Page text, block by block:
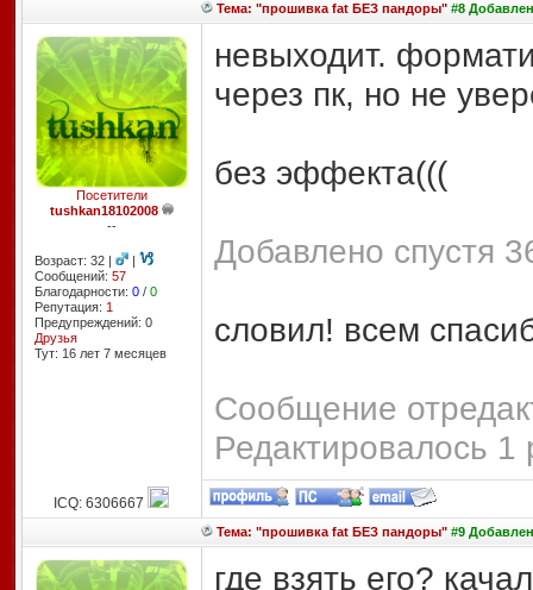
Тема: "прошивка fat БЕЗ пандоры"#8
Посетители
tushkan18102008
--
Возраст: 32 |
|
Сообщений: 57
Благодарности: 0/ 0
Репутация: 1
Предупреждений: 0
Друзья
Тут: 16 лет 7 месяцев
невыходит.
через пк, но не
без эффекта(((
Добавлено спустя
словил! всем
Сообщение
Редактировалось 1
ICQ: 6306667
Тема: "прошивка fat БЕЗ пандоры"#9
где взять его?